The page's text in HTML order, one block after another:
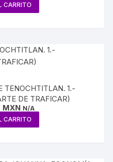
CARRITO
TENOCHTITLAN. 1.-
DE TRAFICAR)
MXN N/A
CARRITO